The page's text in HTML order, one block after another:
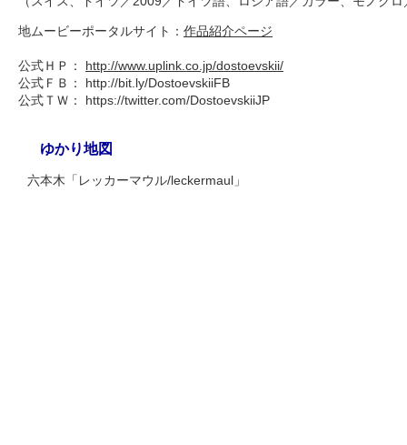
地ムービーポータルサイト： 作品紹介ページ
公式ＨＰ： http://www.uplink.co.jp/dostoevskii/
公式ＦＢ： http://bit.ly/DostoevskiiFB
公式ＴＷ： https://twitter.com/DostoevskiiJP
ゆかり地図
六本木「レッカーマウル/leckermaul」